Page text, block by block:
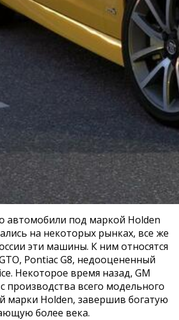
автомобили под маркой Holden
на некоторых рынках, все же
эти машины. К ним относятся
Pontiac G8, недооцененный
Некоторое время назад, GM
производства всего модельного
марки Holden, завершив богатую
более века.